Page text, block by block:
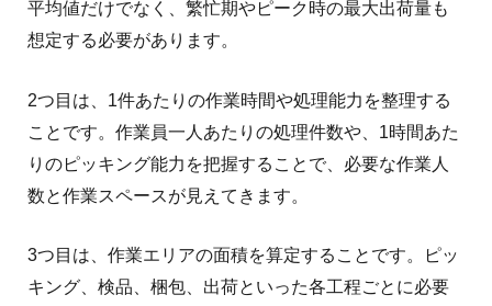
平均値だけでなく、繁忙期やピーク時の最大出荷量も
想定する必要があります。
2つ目は、1件あたりの作業時間や処理能力を整理する
ことです。作業員一人あたりの処理件数や、1時間あた
りのピッキング能力を把握することで、必要な作業人
数と作業スペースが見えてきます。
3つ目は、作業エリアの面積を算定することです。ピッ
キング、検品、梱包、出荷といった各工程ごとに必要